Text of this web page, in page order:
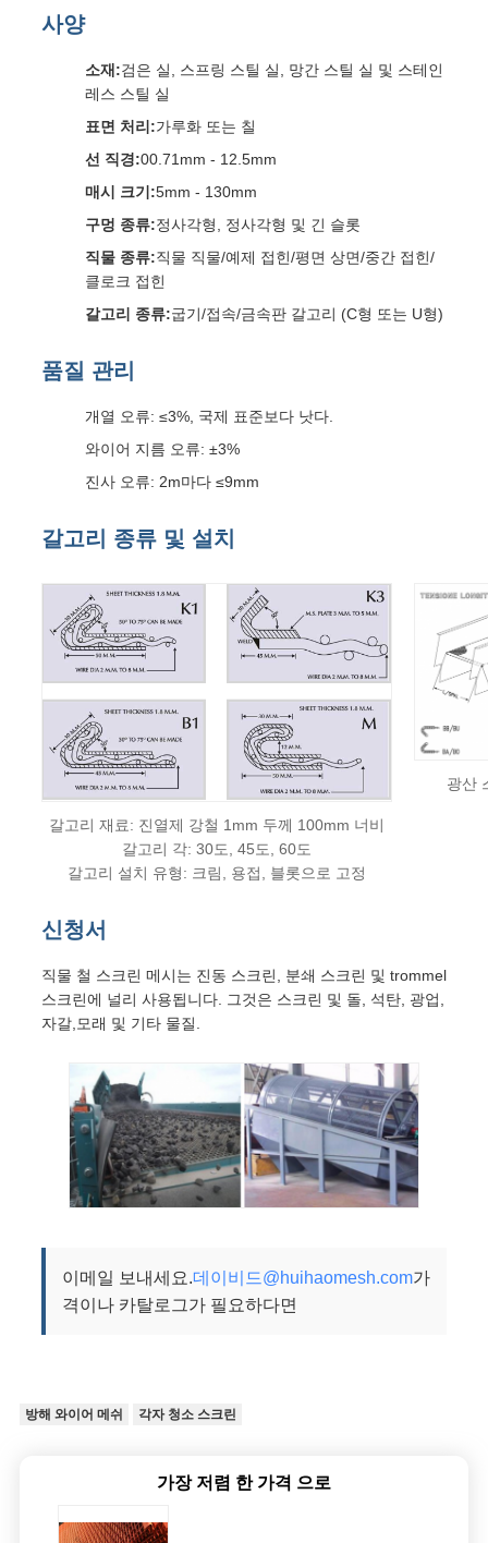
사양
소재:검은 실, 스프링 스틸 실, 망간 스틸 실 및 스테인
레스 스틸 실
표면 처리:가루화 또는 칠
선 직경:00.71mm - 12.5mm
매시 크기:5mm - 130mm
구멍 종류:정사각형, 정사각형 및 긴 슬롯
직물 종류:직물 직물/예제 접힌/평면 상면/중간 접힌/
클로크 접힌
갈고리 종류:굽기/접속/금속판 갈고리 (C형 또는 U형)
품질 관리
개열 오류: ≤3%, 국제 표준보다 낫다.
와이어 지름 오류: ±3%
진사 오류: 2m마다 ≤9mm
갈고리 종류 및 설치
갈고리 재료: 진열제 강철 1mm 두께 100mm 너비
갈고리 각: 30도, 45도, 60도
갈고리 설치 유형: 크림, 용접, 블롯으로 고정
광산
신청서
직물 철 스크린 메시는 진동 스크린, 분쇄 스크린 및 trommel
스크린에 널리 사용됩니다. 그것은 스크린 및 돌, 석탄, 광업,
자갈,모래 및 기타 물질.
이메일 보내세요.데이비드@huihaomesh.com가
격이나 카탈로그가 필요하다면
방해 와이어 메쉬 각자 청소 스크린
가장 저렴 한 가격 으로